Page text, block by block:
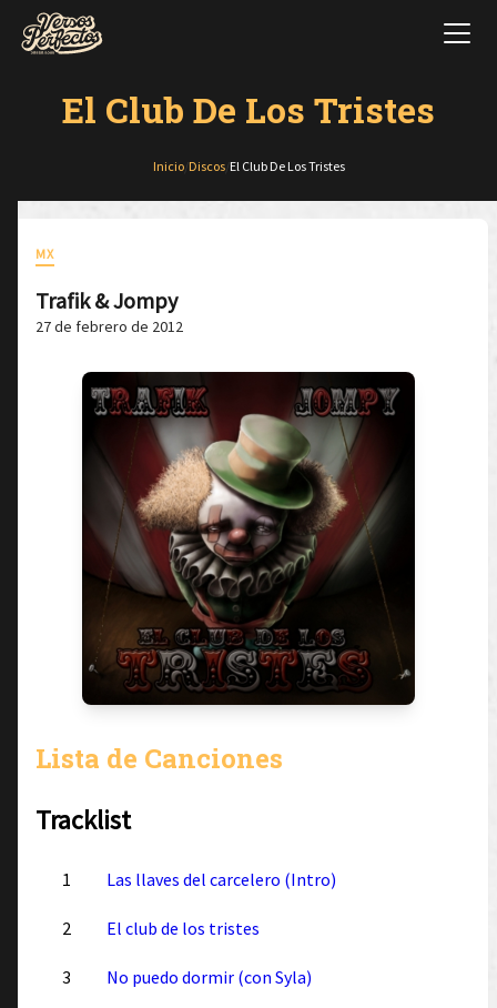
El Club De Los Tristes
Inicio/ Discos/ El Club De Los Tristes
MX
Trafik & Jompy
27 de febrero de 2012
Lista de Canciones
Tracklist
1 Las llaves del carcelero (Intro)
2 El club de los tristes
3 No puedo dormir (con Syla)